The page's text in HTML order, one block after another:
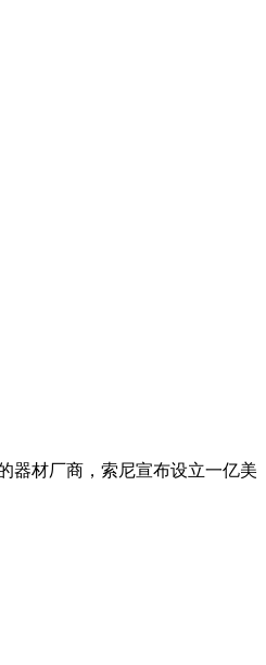
器材厂商，索尼宣布设立一亿美